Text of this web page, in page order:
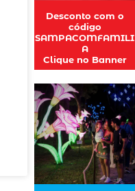
Desconto com o
código
SAMPACOMFAMILI
A
Clique no Banner